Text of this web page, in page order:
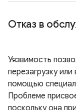
Отказ в
Уязвимость
перезагрузку
помощью
Проблеме
поскольку она